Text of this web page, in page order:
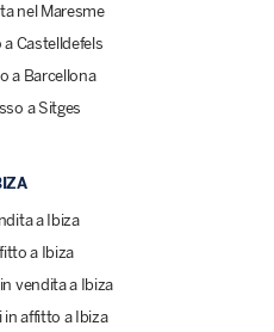
nel Maresme
a Castelldefels
a Barcellona
a Sitges
a Ibiza
a Ibiza
vendita a Ibiza
affitto a Ibiza